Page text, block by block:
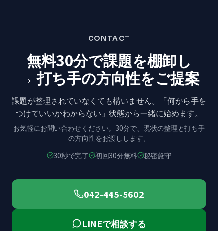
CONTACT
無料30分で課題を棚卸し
→ 打ち手の方向性をご提案
課題が整理されていなくても構いません。
「何から手を
つけていいかわからない」状態から一緒に始めます。
お気軽にお問い合わせください。 30分で、現状の整理と打ち手
の方向性をお渡しします。
30秒で完了
初回30分無料 秘密厳守
042-445-5602
LINEで相談する